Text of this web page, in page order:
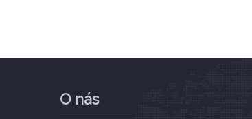
O nás